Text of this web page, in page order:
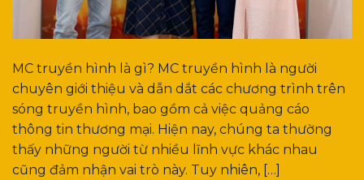
MC truyền hình là gì? MC truyền hình là người
chuyên giới thiệu và dẫn dắt các chương trình trên
sóng truyền hình, bao gồm cả việc quảng cáo
thông tin thương mại. Hiện nay, chúng ta thường
thấy những người từ nhiều lĩnh vực khác nhau
cũng đảm nhận vai trò này. Tuy nhiên, […]